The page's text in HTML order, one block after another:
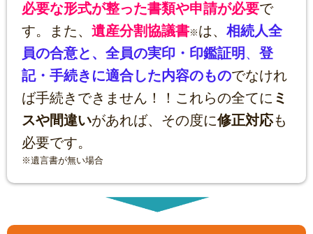
必要な形式が整った書類や申請が必要で
す。
また、遺産分割協議書※ は、相続人全
員の合意と、全員の実印・印鑑証明 、登
記・手続きに適合した内容のものでなけれ
ば手続きできません！！これらの全てに ミ
スや間違いがあれば、その度に修正対応も
必要です。
※遺言書が無い場合